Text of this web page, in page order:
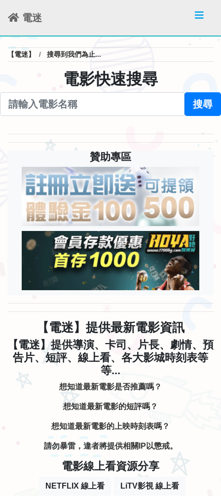
電迷
【電迷】 搜尋到我們為止...
電影快速搜尋
搜尋
贊助專區
【電迷】提供最新電影資訊
【電迷】提供導演、卡司、片長、劇情、預
告片、短評、線上看、各大影城時刻表等
等...
想知道最新電影是否推薦嗎？
想知道最新電影的短評嗎？
想知道最新電影的上映時刻表嗎？
請勿暴雷，違者將提供相關IP以懲戒。
電影線上看資源分享
NETFLIX 線上看 LiTV影視 線上看